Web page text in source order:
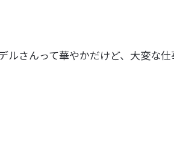
ルさんって華やかだけど、大変な